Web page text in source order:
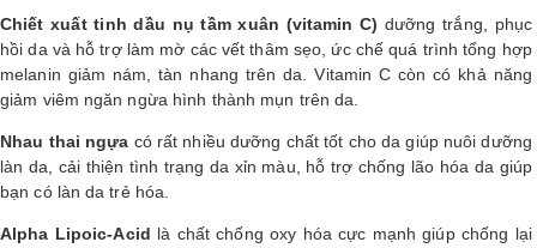
Chiết xuất tinh dầu nụ tầm xuân (vitamin C) dưỡng trắng, phục
hồi da và hỗ trợ làm mờ các vết thâm sẹo, ức chế quá trình tổng hợp
melanin giảm nám, tàn nhang trên da. Vitamin C còn có khả năng
giảm viêm ngăn ngừa hình thành mụn trên da.
Nhau thai ngựa có rất nhiều dưỡng chất tốt cho da giúp nuôi dưỡng
làn da, cải thiện tình trạng da xỉn màu, hỗ trợ chống lão hóa da giúp
bạn có làn da trẻ hóa.
Alpha Lipoic-Acid là chất chống oxy hóa cực mạnh giúp chống lại